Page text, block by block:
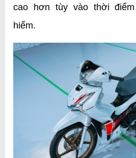
cao hơn tùy vào thời
hiếm.